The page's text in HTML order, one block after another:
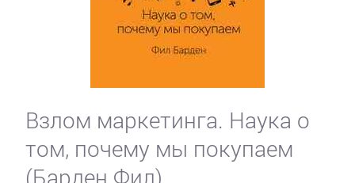
Взлом маркетинга. Наука о
том, почему мы покупаем
(Барден Фил)